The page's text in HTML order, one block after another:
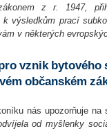
z r. 1947,
výsledkům prací
v některých
vznik
občanském
nás upozorňuje
od myšlenky